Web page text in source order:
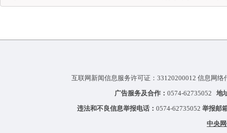
互联网新闻信息服务许可证：33120200012 信息网
广告服务及合作： 0574-62735052 地
违法和不良信息举报电话： 0574-62735052 举报邮
中央